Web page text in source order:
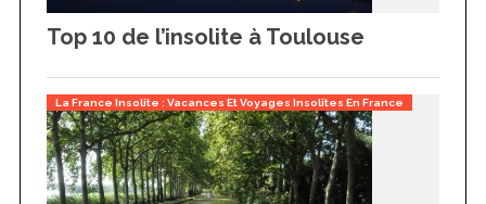
Top 10 de l’insolite à Toulouse
La France Insolite : Vacances Et Voyages Insolites En France